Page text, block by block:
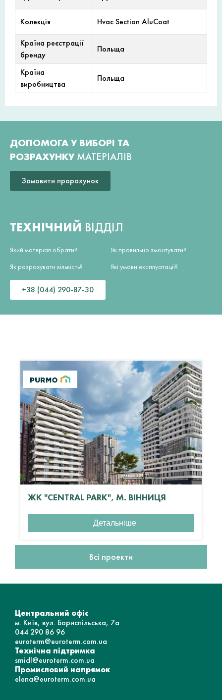
Колекція Hvac Section AluCoat
Країна реєстрації
бренду
Польща
Країна
виробництва
Польща
ДОПОМОГА У ВИБОРІ ТА
РОЗРАХУНКУ МАТЕРІАЛІВ
Замовити прорахунок
ТЕХНІЧНИЙ ВІДДІЛ
Який матеріал обрати?
Як розрахувати кількість?
Як правильно змонтувати?
Які умови експлуатації?
+38 (044) 290-87-30
ЖК "CENTRAL PARK", М. ВІННИЦЯ
Детальніше
Всі проекти
Центральний офіс
м. Київ, вул. Бориспільська, 7а
044 290 86 96
euroterm@euroterm.com.ua
Технічна підтримка
smidl@euroterm.com.ua
Промисловий напрямок
elena@euroterm.com.ua